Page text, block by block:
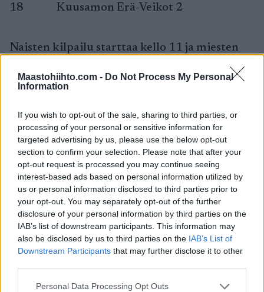
Maastohiihto.com - Do Not Process My Personal
Information
If you wish to opt-out of the sale, sharing to third parties, or
processing of your personal or sensitive information for
targeted advertising by us, please use the below opt-out
section to confirm your selection. Please note that after your
opt-out request is processed you may continue seeing
interest-based ads based on personal information utilized by
us or personal information disclosed to third parties prior to
your opt-out. You may separately opt-out of the further
disclosure of your personal information by third parties on the
IAB’s list of downstream participants. This information may
also be disclosed by us to third parties on the IAB’s List of
Downstream Participants that may further disclose it to other
Please note that this website/app uses one or more Google
Personal Data Processing Opt Outs
18
Kuusamon Erä-Veikot 2
Naisten kilpailu starttaa kello 11 ja miesten